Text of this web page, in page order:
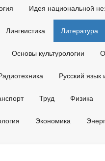
Идея национальной
Лингвистика Литература
Основы культурологии
Русский язык
Труд Физика
Экономика